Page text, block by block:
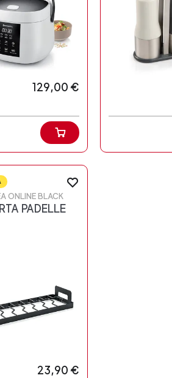
129,00 €
ONLINE BLACK
PADELLE
23,90 €